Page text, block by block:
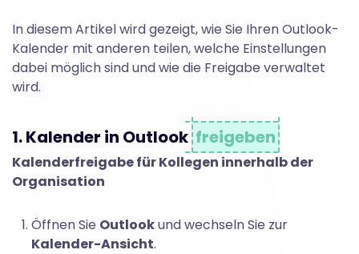
i
n
O
u
In diesem Artikel wird gezeigt, wie Sie Ihren Outlook-
Kalender mit anderen teilen, welche Einstellungen
dabei möglich sind und wie die Freigabe verwaltet
wird.
1. Kalender in Outlook freigeben
Kalenderfreigabe für Kollegen innerhalb der
Organisation
Öffnen Sie Outlookund wechseln Sie zur
Kalender-Ansicht.